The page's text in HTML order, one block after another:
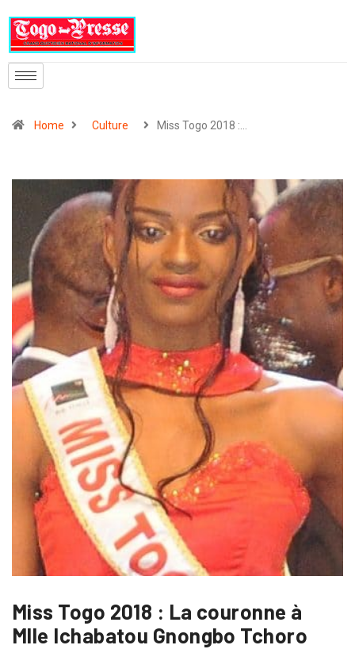
Home Culture Miss Togo 2018 :…
Miss Togo 2018 : La couronne à
Mlle Ichabatou Gnongbo Tchoro